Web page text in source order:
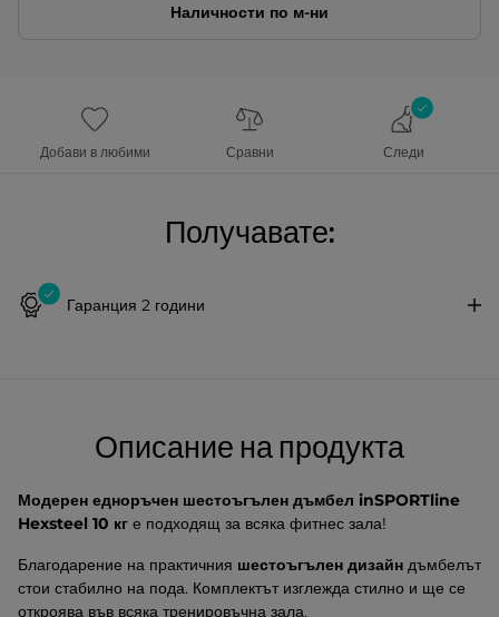
Наличности по м-ни
Добави в любими Сравни Следи
Получавате:
Гаранция 2 години
Описание на продукта
Модерен едноръчен шестоъгълен дъмбел inSPORTline
Hexsteel 10 кг е подходящ за всяка фитнес зала!
Благодарение на практичния шестоъгълен дизайн дъмбелът
стои стабилно на пода. Комплектът изглежда стилно и ще се
откроява във всяка тренировъчна зала.